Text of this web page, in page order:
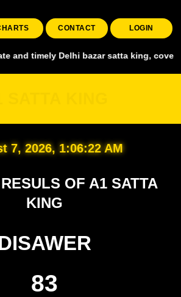
CONTACT LOGIN
Delhi bazar satta king, covering all
7, 2026, 1:06:23 AM
OF A1 SATTA
KING
83